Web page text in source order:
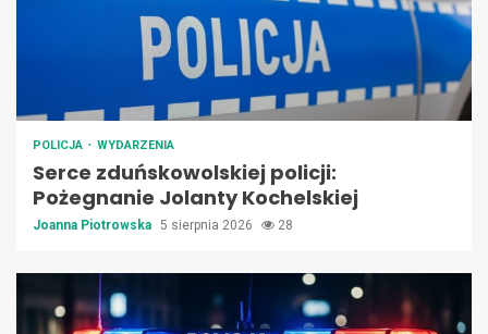
POLICJA WYDARZENIA
Serce zduńskowolskiej policji:
Pożegnanie Jolanty Kochelskiej
Joanna Piotrowska 5 sierpnia 2026 28